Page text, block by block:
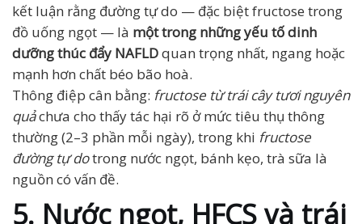
kết luận rằng đường tự do — đặc biệt fructose trong
đồ uống ngọt — là một trong những yếu tố dinh
dưỡng thúc đẩy NAFLDquan trọng nhất, ngang hoặc
mạnh hơn chất béo bão hoà.
Thông điệp cân bằng: fructose từ trái cây tươi nguyên
quảchưa cho thấy tác hại rõ ở mức tiêu thụ thông
thường (2–3 phần mỗi ngày), trong khi fructose
đường tự dotrong nước ngọt, bánh kẹo, trà sữa là
nguồn có vấn đề.
5. Nước ngọt, HFCS và trái